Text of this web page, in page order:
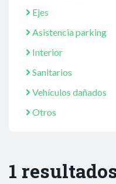
Ejes
Asistencia parking
Interior
Sanitarios
Vehículos dañados
Otros
1